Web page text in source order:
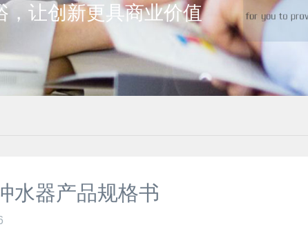
，让创新更具商业价值
水器产品规格书